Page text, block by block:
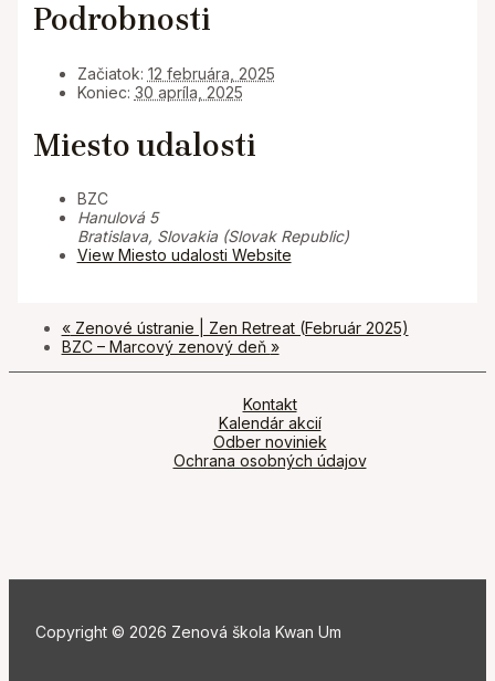
Podrobnosti
Začiatok: 12 februára, 2025
Koniec: 30 apríla, 2025
Miesto udalosti
BZC
Hanulová 5
Bratislava, Slovakia (Slovak Republic)
View Miesto udalosti Website
«Zenové ústranie | Zen Retreat (Február 2025)
BZC – Marcový zenový deň »
Kontakt
Kalendár akcií
Odber noviniek
Ochrana osobných údajov
Copyright © 2026 Zenová škola Kwan Um